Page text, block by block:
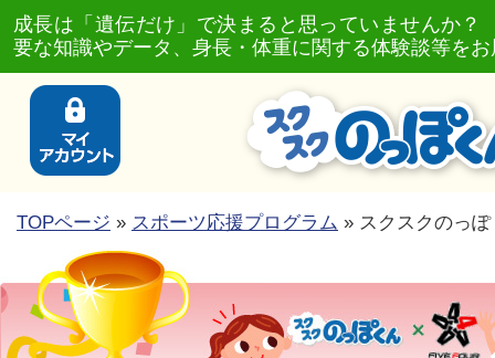
成長は「遺伝だけ」で決まると思っていませんか
要な知識やデータ、身長・体重に関する体験談等を
TOPページ » スポーツ応援プログラム » スクスクのっ